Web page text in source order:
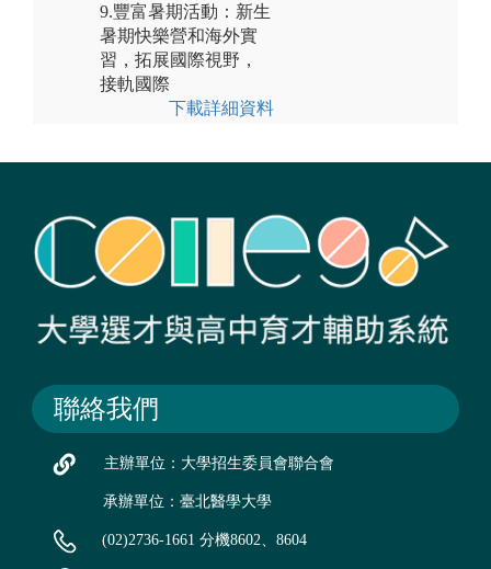
9.豐富暑期活動：新生
暑期快樂營和海外實
習，拓展國際視野，
接軌國際
下載詳細資料
聯絡我們
主辦單位：大學招生委員會聯合會
承辦單位：臺北醫學大學
(02)2736-1661 分機8602、8604